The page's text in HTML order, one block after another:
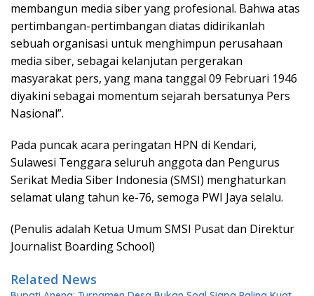
membangun media siber yang profesional. Bahwa atas
pertimbangan-pertimbangan diatas didirikanlah
sebuah organisasi untuk menghimpun perusahaan
media siber, sebagai kelanjutan pergerakan
masyarakat pers, yang mana tanggal 09 Februari 1946
diyakini sebagai momentum sejarah bersatunya Pers
Nasional”.
Pada puncak acara peringatan HPN di Kendari,
Sulawesi Tenggara seluruh anggota dan Pengurus
Serikat Media Siber Indonesia (SMSI) menghaturkan
selamat ulang tahun ke-76, semoga PWI Jaya selalu.
(Penulis adalah Ketua Umum SMSI Pusat dan Direktur
Journalist Boarding School)
Related News